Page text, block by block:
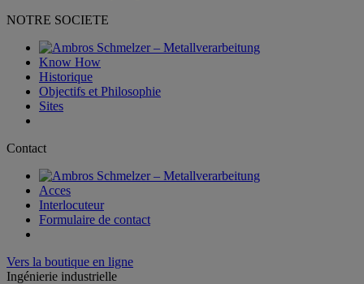
NOTRE SOCIETE
Know How
Historique
Objectifs et Philosophie
Sites
Contact
Acces
Interlocuteur
Formulaire de contact
Vers la boutique en ligne
Ingénierie industrielle